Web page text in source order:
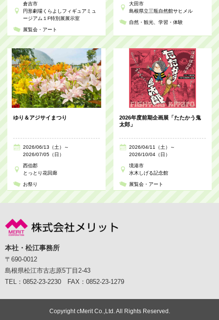
倉吉市
円形劇場くらよしフィギュアミュ
ージアム１F特別展展示室
展覧会・アート
大田市
島根県立三瓶自然館サヒメル
自然・観光 学習・体験
ゆり＆アジサイまつり
2026/06/13（土）～
2026/07/05（日）
西伯郡
とっとり花回廊
お祭り
2026年度前期企画展「たたかう鬼
太郎」
2026/04/11（土）～
2026/10/04（日）
境港市
水木しげる記念館
展覧会・アート
本社・松江事務所
〒690-0012
島根県松江市古志原5丁目2-43
TEL：0852-23-2230 FAX：0852-23-1279
Copyright cMerit Co.,Ltd. All Rights Reserved.